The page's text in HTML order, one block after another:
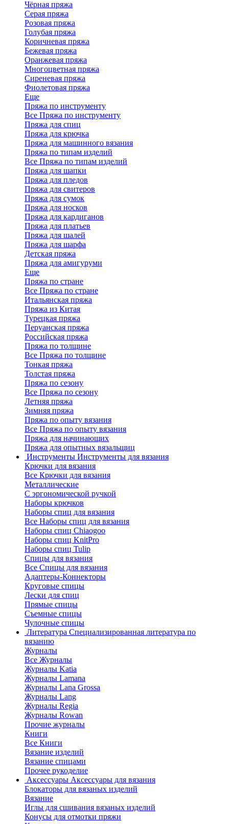
Чёрная пряжа
Серая пряжа
Розовая пряжа
Голубая пряжа
Коричневая пряжа
Бежевая пряжа
Оранжевая пряжа
Многоцветная пряжа
Сиреневая пряжа
Фиолетовая пряжа
Еще
Пряжа по инструменту
Все Пряжа по инструменту
Пряжа для спиц
Пряжа для крючка
Пряжа для машинного вязания
Пряжа по типам изделий
Все Пряжа по типам изделий
Пряжа для шапки
Пряжа для пледов
Пряжа для свитеров
Пряжа для сумок
Пряжа для носков
Пряжа для кардиганов
Пряжа для платьев
Пряжа для шалей
Пряжа для шарфа
Детская пряжа
Пряжа для амигуруми
Еще
Пряжа по стране
Все Пряжа по стране
Итальянская пряжа
Пряжа из Китая
Турецкая пряжа
Перуанская пряжа
Российская пряжа
Пряжа по толщине
Все Пряжа по толщине
Тонкая пряжа
Толстая пряжа
Пряжа по сезону
Все Пряжа по сезону
Летняя пряжа
Зимняя пряжа
Пряжа по опыту вязания
Все Пряжа по опыту вязания
Пряжа для начинающих
Пряжа для опытных вязальщиц
Инструменты Инструменты для вязания
Крючки для вязания
Все Крючки для вязания
Металлические
С эргономической ручкой
Наборы крючков
Наборы спиц для вязания
Все Наборы спиц для вязания
Наборы спиц Chiaogoo
Наборы спиц KnitPro
Наборы спиц Tulip
Спицы для вязания
Все Спицы для вязания
Адаптеры-Коннекторы
Круговые спицы
Лески для спиц
Прямые спицы
Съемные спицы
Чулочные спицы
Литература Специализированная литература по
вязанию
Журналы
Все Журналы
Журналы Katia
Журналы Lamana
Журналы Lana Grossa
Журналы Lang
Журналы Regia
Журналы Rowan
Прочие журналы
Книги
Все Книги
Вязание изделий
Вязание спицами
Прочее рукоделие
Аксессуары Аксессуары для вязания
Блокаторы для вязаных изделий
Вязание
Иглы для сшивания вязаных изделий
Конусы для отмотки пряжи